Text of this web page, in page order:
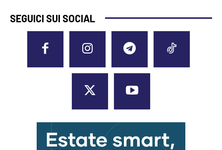
SEGUICI SUI SOCIAL